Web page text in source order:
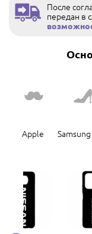
После
передан в
Apple Samsung